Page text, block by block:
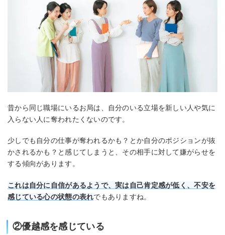
昔から同じ職場にいるお局は、自分のいる立場を新しい人や気に
入らない人に奪われたくないのです。
少しでも自分の仕事が奪われるかも？とか自分のポジションが抜
かされるかも？と感じてしまうと、その相手に対して嫌がらせを
する傾向があります。
これは自分に自信があるようで、実は自己肯定感が低く、不安を
感じている心の状態の表れでもありますね。
②優越感を感じている